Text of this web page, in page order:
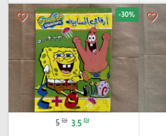
favorite_border
favorite_border -30%
5 ₪ 3.5 ₪